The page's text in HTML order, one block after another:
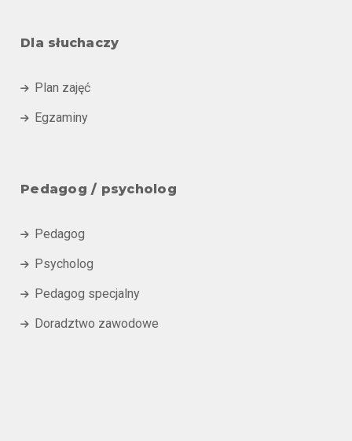
Dla słuchaczy
 Plan zajęć
 Egzaminy
Pedagog / psycholog
 Pedagog
 Psycholog
 Pedagog specjalny
 Doradztwo zawodowe